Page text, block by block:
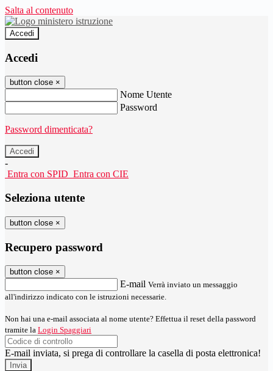
Salta al contenuto
Accedi
Accedi
button close ×
Nome Utente
Password
Password dimenticata?
-
Entra con SPID Entra con CIE
Seleziona utente
button close ×
Recupero password
button close ×
E-mail Verrà inviato un messaggio
all'indirizzo indicato con le istruzioni necessarie.
Non hai una e-mail associata al nome utente? Effettua il reset della password
tramite la Login Spaggiari
E-mail inviata, si prega di controllare la casella di posta elettronica!